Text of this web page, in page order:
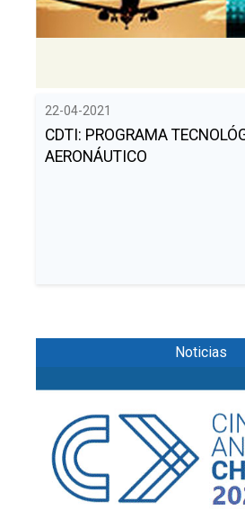
BuscarBUSCAR
Twitter
22-04-2021
CDTI: PROGRAMA
AERONÁUTICO
Noticias